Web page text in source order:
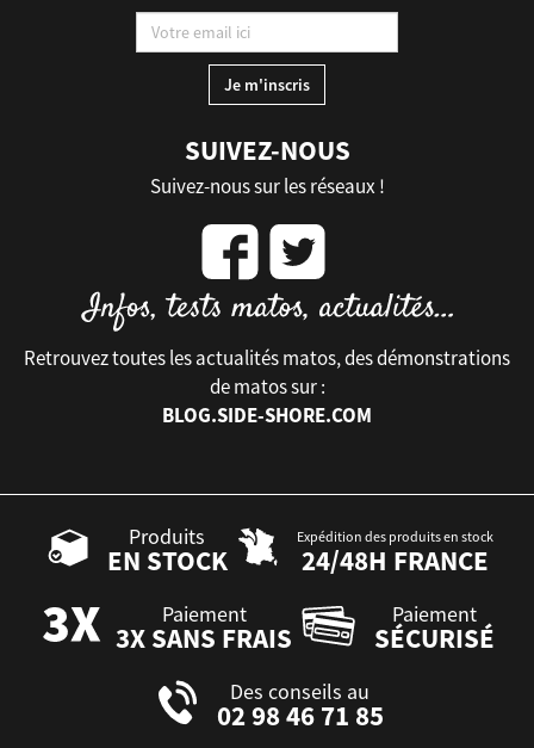
SUIVEZ-NOUS
Suivez-nous sur les réseaux !
Retrouvez toutes les actualités matos, des démonstrations
de matos sur :
BLOG.SIDE-SHORE.COM
Produits
EN STOCK
Expédition des produits en stock
24/48H FRANCE
Paiement
3X SANS FRAIS
Paiement
SÉCURISÉ
Des conseils au
02 98 46 71 85